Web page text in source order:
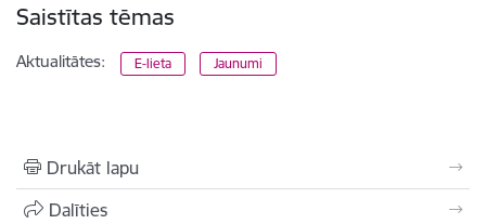
Saistītas tēmas
Aktualitātes: E-lieta Jaunumi
Drukāt lapu
Dalīties